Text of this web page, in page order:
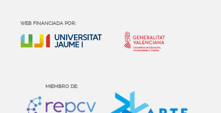
WEB FINANCIADA POR:
MIEMBRO DE: